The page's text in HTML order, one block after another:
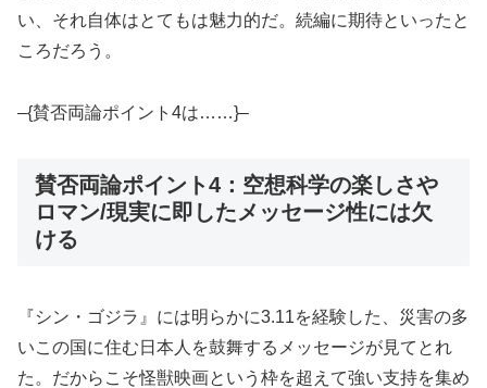
い、それ自体はとてもは魅力的だ。続編に期待といったと
ころだろう。
–{賛否両論ポイント4は……}–
賛否両論ポイント4：空想科学の楽しさや
ロマン/現実に即したメッセージ性には欠
ける
『シン・ゴジラ』には明らかに3.11を経験した、災害の多
いこの国に住む日本人を鼓舞するメッセージが見てとれ
た。だからこそ怪獣映画という枠を超えて強い支持を集め